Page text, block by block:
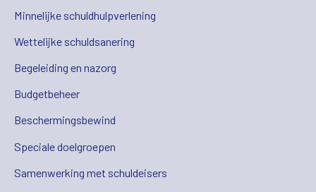
Minnelijke schuldhulpverlening
Wettelijke schuldsanering
Begeleiding en nazorg
Budgetbeheer
Beschermingsbewind
Speciale doelgroepen
Samenwerking met schuldeisers